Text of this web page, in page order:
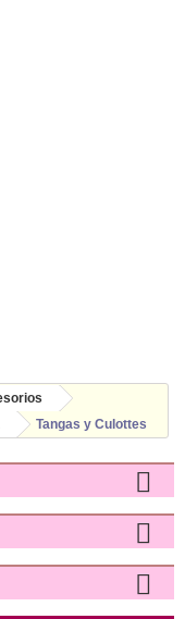
Tangas y Culottes